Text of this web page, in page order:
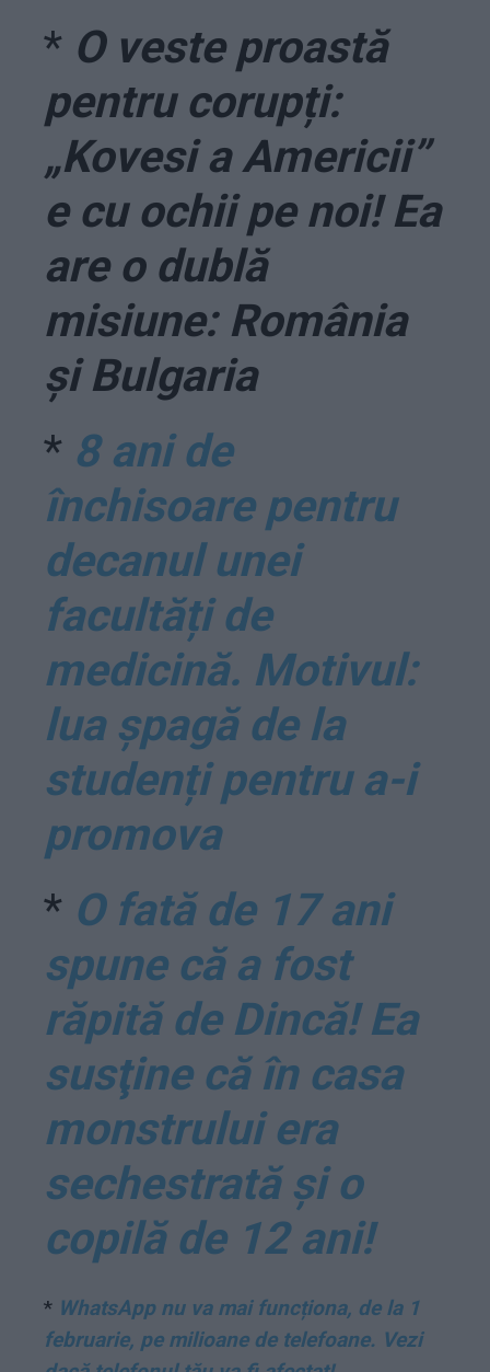
* O veste proastă
pentru corupți:
„Kovesi a Americii”
e cu ochii pe noi! Ea
are o dublă
misiune: România
și Bulgaria
* 8 ani de
închisoare pentru
decanul unei
facultăți de
medicină. Motivul:
lua șpagă de la
studenți pentru a-i
promova
* O fată de 17 ani
spune că a fost
răpită de Dincă! Ea
susţine că în casa
monstrului era
sechestrată şi o
copilă de 12 ani!
* WhatsApp nu va mai funcționa, de la 1
februarie, pe milioane de telefoane. Vezi